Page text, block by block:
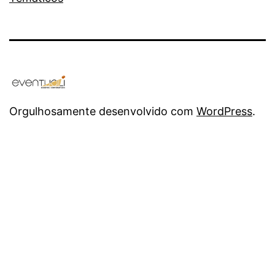
Orgulhosamente desenvolvido com WordPress.